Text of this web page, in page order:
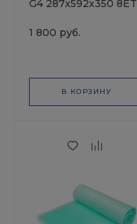
G4 287x592x350 8ET
1 800 руб.
В КОРЗИНУ